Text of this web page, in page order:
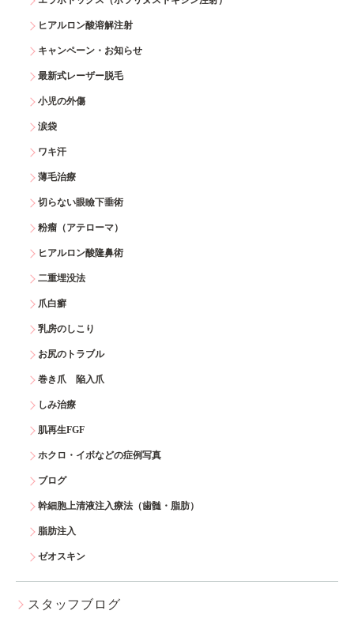
ヒアルロン酸溶解注射
キャンペーン・お知らせ
最新式レーザー脱毛
小児の外傷
涙袋
ワキ汗
薄毛治療
切らない眼瞼下垂術
粉瘤（アテローマ）
ヒアルロン酸隆鼻術
二重埋没法
爪白癬
乳房のしこり
お尻のトラブル
巻き爪 陥入爪
しみ治療
肌再生FGF
ホクロ・イボなどの症例写真
ブログ
幹細胞上清液注入療法（歯髄・脂肪）
脂肪注入
ゼオスキン
スタッフブログ